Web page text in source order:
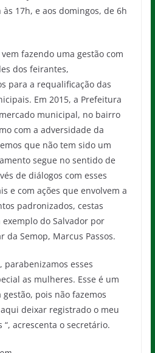
17h, e aos domingos, de 6h
fazendo uma gestão com
dos feirantes,
para a requalificação das
Em 2015, a Prefeitura
municipal, no bairro
com a adversidade da
que não tem sido um
segue no sentido de
de diálogos com esses
e com ações que envolvem a
padronizados, cestas
do Salvador por
da Semop, Marcus Passos.
parabenizamos esses
as mulheres. Esse é um
pois não fazemos
deixar registrado o meu
acrescenta o secretário.